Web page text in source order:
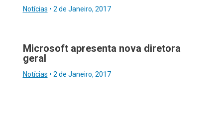
Notícias • 2 de Janeiro, 2017
Microsoft apresenta nova diretora
geral
Notícias • 2 de Janeiro, 2017